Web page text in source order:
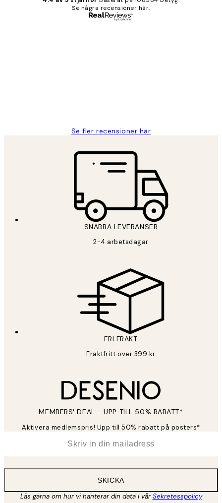
Se några recensioner här.
Se fler recensioner här
SNABBA LEVERANSER
2-4 arbetsdagar
FRI FRAKT
Fraktfritt över 399 kr
MEMBERS' DEAL - UPP TILL 50% RABATT*
Aktivera medlemspris! Upp till 50% rabatt på posters*
SKICKA
Läs gärna om hur vi hanterar din data i vårSekretesspolicy